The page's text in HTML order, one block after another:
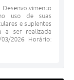
uso de suas
e suplentes
a ser realizada
2026 Horário: